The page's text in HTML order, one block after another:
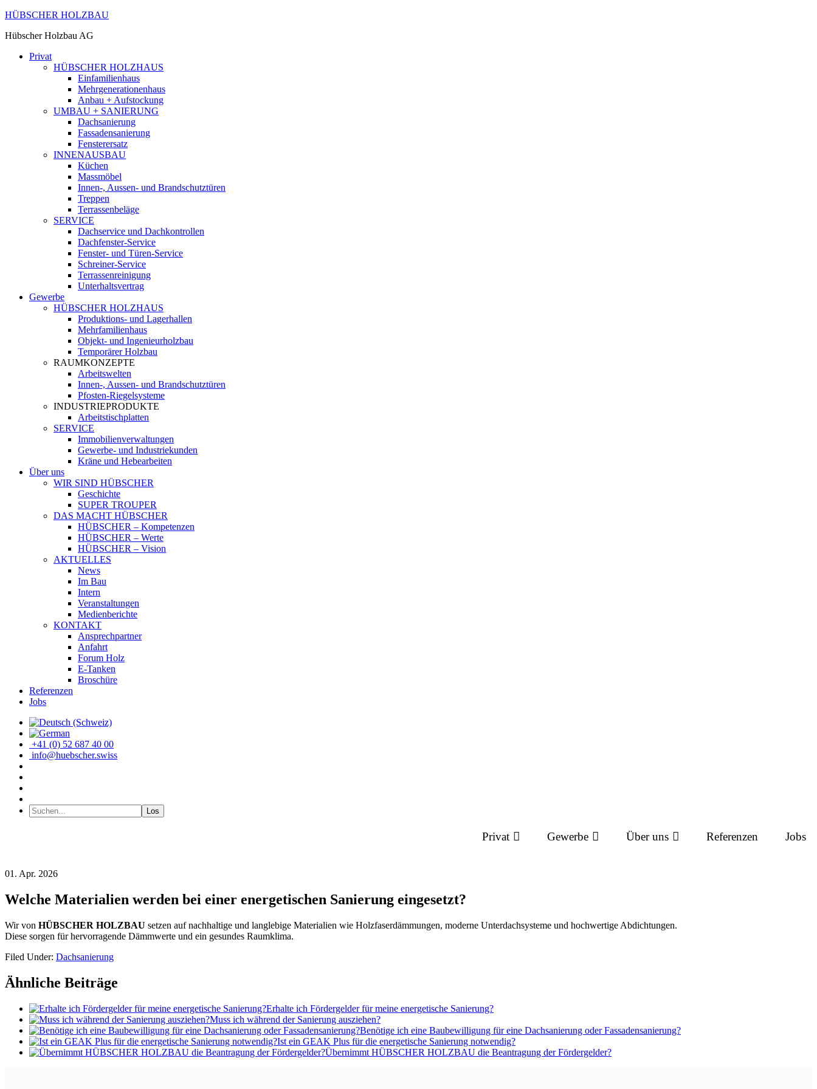
HÜBSCHER HOLZBAU
Hübscher Holzbau AG
Privat
HÜBSCHER HOLZHAUS
Einfamilienhaus
Mehrgenerationenhaus
Anbau + Aufstockung
UMBAU + SANIERUNG
Dachsanierung
Fassadensanierung
Fensterersatz
INNENAUSBAU
Küchen
Massmöbel
Innen-, Aussen- und Brandschutztüren
Treppen
Terrassenbeläge
SERVICE
Dachservice und Dachkontrollen
Dachfenster-Service
Fenster- und Türen-Service
Schreiner-Service
Terrassenreinigung
Unterhaltsvertrag
Gewerbe
HÜBSCHER HOLZHAUS
Produktions- und Lagerhallen
Mehrfamilienhaus
Objekt- und Ingenieurholzbau
Temporärer Holzbau
RAUMKONZEPTE
Arbeitswelten
Innen-, Aussen- und Brandschutztüren
Pfosten-Riegelsysteme
INDUSTRIEPRODUKTE
Arbeitstischplatten
SERVICE
Immobilienverwaltungen
Gewerbe- und Industriekunden
Kräne und Hebearbeiten
Über uns
WIR SIND HÜBSCHER
Geschichte
SUPER TROUPER
DAS MACHT HÜBSCHER
HÜBSCHER – Kompetenzen
HÜBSCHER – Werte
HÜBSCHER – Vision
AKTUELLES
News
Im Bau
Intern
Veranstaltungen
Medienberichte
KONTAKT
Ansprechpartner
Anfahrt
Forum Holz
E-Tanken
Broschüre
Referenzen
Jobs
+41 (0) 52 687 40 00
info@huebscher.swiss
Privat Gewerbe Über uns Referenzen Jobs
01. Apr. 2026
Welche Materialien werden bei einer energetischen Sanierung eingesetzt?
Wir von HÜBSCHER HOLZBAU setzen auf nachhaltige und langlebige Materialien wie Holzfaserdämmungen, moderne Unterdachsysteme und hochwertige Abdichtungen.
Diese sorgen für hervorragende Dämmwerte und ein gesundes Raumklima.
Filed Under: Dachsanierung
Ähnliche Beiträge
Erhalte ich Fördergelder für meine energetische Sanierung?
Muss ich während der Sanierung ausziehen?
Benötige ich eine Baubewilligung für eine Dachsanierung oder Fassadensanierung?
Ist ein GEAK Plus für die energetische Sanierung notwendig?
Übernimmt HÜBSCHER HOLZBAU die Beantragung der Fördergelder?